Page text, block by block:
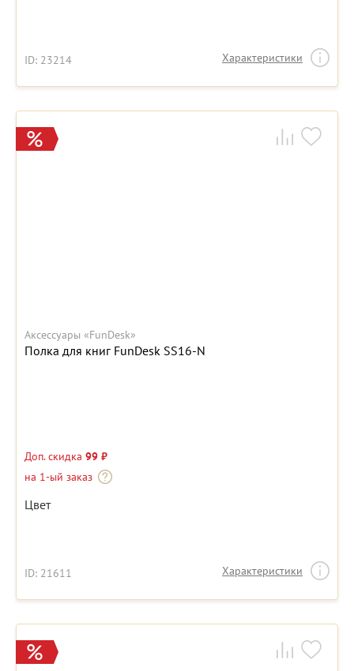
ID: 23214 Характеристики
Аксессуары «FunDesk»
Полка для книг FunDesk SS16-N
Доп. скидка 99 ₽
на 1-ый заказ
Цвет
ID: 21611 Характеристики